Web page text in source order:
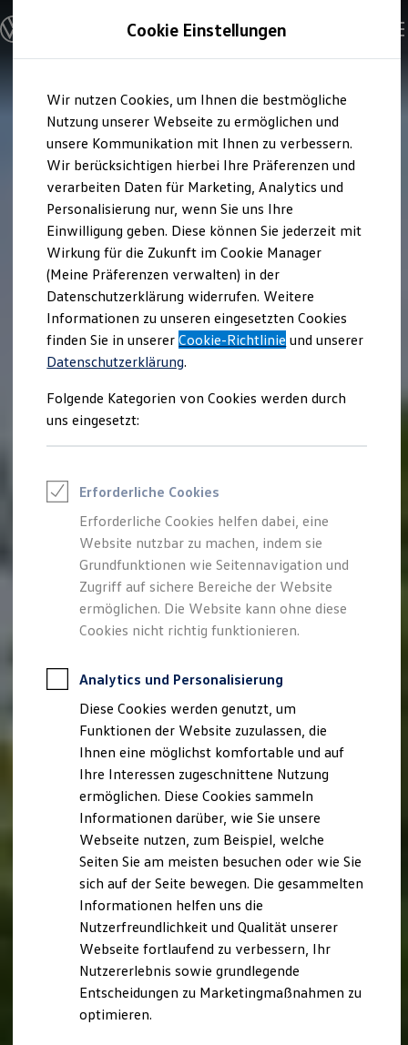
Hauptinhalt
springen
Footer
springen
Modelle & Konfigurator
Nutzfahrzeugkategorien entdecken
Modelle konfigurieren
Vorgängermodelle und Oldtimer
Vorgängermodelle
Oldtimer
Bulli Historie
Branchenlösungen & Gewerbekunden
Umbaulösungen und Hersteller finden
Auf- und Umbauten entdecken & konfigurieren
Groß- und Sonderkunden
Großkunden
Kommunen & Behörden
Journalisten
Sportvereine
Branchenlösungen
Bau & Handwerk
Gewerbliche Personenbeförderung
Service & mobile Werkstätten
Kurier, Logistik & Handel
Kühlfahrzeuge
Feuerwehr
ONE Business ID Vorteile
Fahrzeuge online kaufen
Digitaler Marktplatz
Kauf & Finanzierung
Online-Fahrzeugbewertung
Aktionen & Angebote
E-Auto-Förderung
Für Privatkunden
Für Gewerbekunden
Profi Paket
ProfiPartner für Gebrauchtwagen
Finanzierung
Für Privatkunden
Für Gewerbekunden
Leasing
Für Privatkunden
Für Gewerbekunden
Versicherungen & Garantien
Garantien
Kfz-Versicherung für Nutzfahrzeuge
Restschuldversicherung
Wartungsverträge
Besitzer & Service
Reparatur & Service
Sommer-Special
Reparatur, Pflege & Inspektion
Servicetermin anfragen
Service-Vorteile bei Volkswagen Nutzfahrzeuge
ServicePlus
Economy Service
Räder & Reifen Service
Cookie Einstellungen
Wir nutzen Cookies, um Ihnen die bestmögliche
Nutzung unserer Webseite zu ermöglichen und
unsere Kommunikation mit Ihnen zu verbessern.
Wir berücksichtigen hierbei Ihre Präferenzen und
verarbeiten Daten für Marketing, Analytics und
Personalisierung nur, wenn Sie uns Ihre
Einwilligung geben. Diese können Sie jederzeit mit
Wirkung für die Zukunft im Cookie Manager
(Meine Präferenzen verwalten) in der
Datenschutzerklärung widerrufen. Weitere
Informationen zu unseren eingesetzten Cookies
finden Sie in unsererCookie-Richtlinie und unserer
Datenschutzerklärung.
Folgende Kategorien von Cookies werden durch
uns eingesetzt:
Erforderliche Cookies
Erforderliche Cookies helfen dabei, eine
Website nutzbar zu machen, indem sie
Grundfunktionen wie Seitennavigation und
Zugriff auf sichere Bereiche der Website
ermöglichen. Die Website kann ohne diese
Cookies nicht richtig funktionieren.
Analytics und Personalisierung
Diese Cookies werden genutzt, um
Funktionen der Website zuzulassen, die
Ihnen eine möglichst komfortable und auf
Ihre Interessen zugeschnittene Nutzung
ermöglichen. Diese Cookies sammeln
Informationen darüber, wie Sie unsere
Webseite nutzen, zum Beispiel, welche
Seiten Sie am meisten besuchen oder wie Sie
sich auf der Seite bewegen. Die gesammelten
Informationen helfen uns die
Nutzerfreundlichkeit und Qualität unserer
Webseite fortlaufend zu verbessern, Ihr
Nutzererlebnis sowie grundlegende
Entscheidungen zu Marketingmaßnahmen zu
optimieren.